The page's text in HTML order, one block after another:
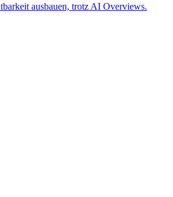
ausbauen, trotz AI Overviews.